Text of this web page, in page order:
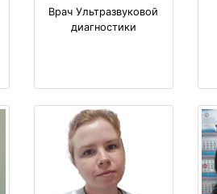
Врач Ультразвуковой
диагностики